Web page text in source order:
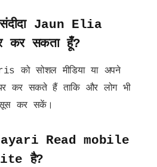
Jaun Elia
कर सकता हूँ?
को सोशल मीडिया या अपने
कर सकते हैं ताकि और लोग भी
कर सकें।
Read mobile
है?